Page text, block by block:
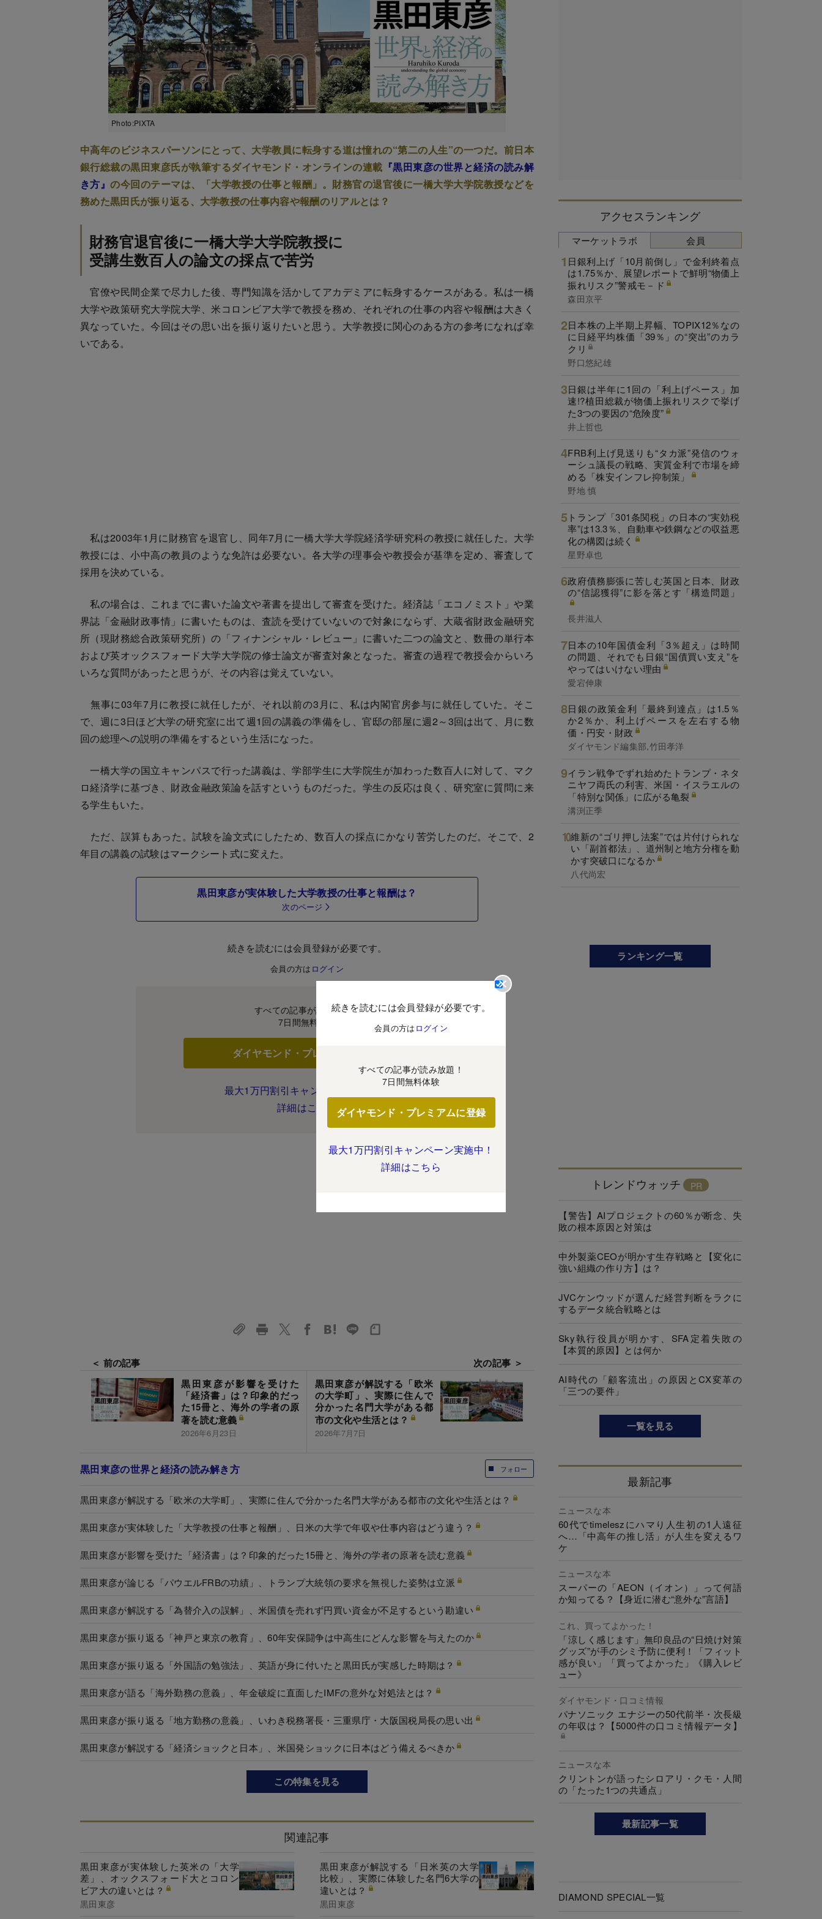
Photo:PIXTA
中高年のビジネスパーソンにとって、大学教員に転身する道は憧れの“第二の人生”の一つだ。前日本
銀行総裁の黒田東彦氏が執筆するダイヤモンド・オンラインの連載 『黒田東彦の世界と経済の読み解
き方』の今回のテーマは、「大学教授の仕事と報酬」。財務官の退官後に一橋大学大学院教授などを
務めた黒田氏が振り返る、大学教授の仕事内容や報酬のリアルとは？
財務官退官後に一橋大学大学院教授に
受講生数百人の論文の採点で苦労
官僚や民間企業で尽力した後、専門知識を活かしてアカデミアに転身するケースがある。私は一橋
大学や政策研究大学院大学、米コロンビア大学で教授を務め、それぞれの仕事の内容や報酬は大きく
異なっていた。今回はその思い出を振り返りたいと思う。大学教授に関心のある方の参考になれば幸
いである。
私は2003年1月に財務官を退官し、同年7月に一橋大学大学院経済学研究科の教授に就任した。大学
教授には、小中高の教員のような免許は必要ない。各大学の理事会や教授会が基準を定め、審査して
採用を決めている。
私の場合は、これまでに書いた論文や著書を提出して審査を受けた。経済誌「エコノミスト」や業
界誌「金融財政事情」に書いたものは、査読を受けていないので対象にならず、大蔵省財政金融研究
所（現財務総合政策研究所）の「フィナンシャル・レビュー」に書いた二つの論文と、数冊の単行本
および英オックスフォード大学大学院の修士論文が審査対象となった。審査の過程で教授会からいろ
いろな質問があったと思うが、その内容は覚えていない。
無事に03年7月に教授に就任したが、それ以前の3月に、私は内閣官房参与に就任していた。そこ
で、週に3日ほど大学の研究室に出て週1回の講義の準備をし、官邸の部屋に週2～3回は出て、月に数
回の総理への説明の準備をするという生活になった。
一橋大学の国立キャンパスで行った講義は、学部学生に大学院生が加わった数百人に対して、マク
ロ経済学に基づき、財政金融政策論を話すというものだった。学生の反応は良く、研究室に質問に来
る学生もいた。
ただ、誤算もあった。試験を論文式にしたため、数百人の採点にかなり苦労したのだ。そこで、2
年目の講義の試験はマークシート式に変えた。
黒田東彦が実体験した大学教授の仕事と報酬は？
次のページ
続きを読むには会員登録が必要です。
会員の方は ログイン
すべての記事が読み放題！
7日間無料体験
ダイヤモンド・プレミアムに登録
最大1万円割引キャンペーン実施中！
詳細はこちら
続きを読むには会員登録が必要です。
会員の方は ログイン
すべての記事が読み放題！
7日間無料体験
ダイヤモンド・プレミアムに登録
最大1万円割引キャンペーン実施中！
詳細はこちら
＜ 前の記事
黒田東彦が影響を受けた
「経済書」は？印象的だっ
た15冊と、海外の学者の原
著を読む意義
2026年6月23日
次の記事 ＞
黒田東彦が解説する「欧米
の大学町」、実際に住んで
分かった名門大学がある都
市の文化や生活とは？
2026年7月7日
フォロー
黒田東彦の世界と経済の読み解き方
黒田東彦が解説する「欧米の大学町」、実際に住んで分かった名門大学がある都市の文化や生活とは？
黒田東彦が実体験した「大学教授の仕事と報酬」、日米の大学で年収や仕事内容はどう違う？
黒田東彦が影響を受けた「経済書」は？印象的だった15冊と、海外の学者の原著を読む意義
黒田東彦が論じる「パウエルFRBの功績」、トランプ大統領の要求を無視した姿勢は立派
黒田東彦が解説する「為替介入の誤解」、米国債を売れず円買い資金が不足するという勘違い
黒田東彦が振り返る「神戸と東京の教育」、60年安保闘争は中高生にどんな影響を与えたのか
黒田東彦が振り返る「外国語の勉強法」、英語が身に付いたと黒田氏が実感した時期は？
黒田東彦が語る「海外勤務の意義」、年金破綻に直面したIMFの意外な対処法とは？
黒田東彦が振り返る「地方勤務の意義」、いわき税務署長・三重県庁・大阪国税局長の思い出
黒田東彦が解説する「経済ショックと日本」、米国発ショックに日本はどう備えるべきか
この特集を見る
関連記事
黒田東彦が実体験した英米の「大学
差」、オックスフォード大とコロン
ビア大の違いとは？
黒田東彦
黒田東彦が解説する「日米英の大学
比較」、実際に体験した名門6大学の
違いとは？
黒田東彦
アクセスランキング
マーケットラボ
日銀利上げ「10月前倒し」で金利終着点
は1.75％か、展望レポートで鮮明“物価上
振れリスク”警戒モ－ド
森田京平
日本株の上半期上昇幅、TOPIX12％なの
に日経平均株価「39％」の“突出”のカラ
クリ
野口悠紀雄
日銀は半年に1回の「利上げペース」加
速!?植田総裁が物価上振れリスクで挙げ
た3つの要因の“危険度”
井上哲也
FRB利上げ見送りも“タカ派”発信のウォ
ーシュ議長の戦略、実質金利で市場を締
める「株安インフレ抑制策」
野地 慎
トランプ「301条関税」の日本の“実効税
率”は13.3％、自動車や鉄鋼などの収益悪
化の構図は続く
星野卓也
政府債務膨張に苦しむ英国と日本、財政
の“信認獲得”に影を落とす「構造問題」
長井滋人
日本の10年国債金利「3％超え」は時間
の問題、それでも日銀“国債買い支え”を
やってはいけない理由
愛宕伸康
日銀の政策金利「最終到達点」は1.5％
か2％か、利上げペースを左右する物
価・円安・財政
ダイヤモンド編集部,竹田孝洋
イラン戦争でずれ始めたトランプ・ネタ
ニヤフ両氏の利害、米国・イスラエルの
「特別な関係」に広がる亀裂
溝渕正季
維新の“ゴリ押し法案”では片付けられな
い「副首都法」、道州制と地方分権を動
かす突破口になるか
八代尚宏
会員
ランキング一覧
トレンドウォッチ
【警告】AIプロジェクトの60％が断念、失
敗の根本原因と対策は
中外製薬CEOが明かす生存戦略と【変化に
強い組織の作り方】は？
JVCケンウッドが選んだ経営判断をラクに
するデータ統合戦略とは
Sky執行役員が明かす、SFA定着失敗の
【本質的原因】とは何か
AI時代の「顧客流出」の原因とCX変革の
「三つの要件」
一覧を見る
最新記事
ニュースな本
60代でtimeleszにハマり人生初の1人遠征
へ…「中高年の推し活」が人生を変えるワ
ケ
ニュースな本
スーパーの「AEON（イオン）」って何語
か知ってる？【身近に潜む“意外な”言語】
これ、買ってよかった！
「涼しく感じます」無印良品の“日焼け対策
グッズ”が手のシミ予防に便利！「フィット
感が良い」「買ってよかった」《購入レビ
ュー》
ダイヤモンド・口コミ情報
パナソニック エナジーの50代前半・次長級
の年収は？【5000件の口コミ情報データ】
ニュースな本
クリントンが語ったシロアリ・クモ・人間
の「たった1つの共通点」
最新記事一覧
DIAMOND SPECIAL一覧